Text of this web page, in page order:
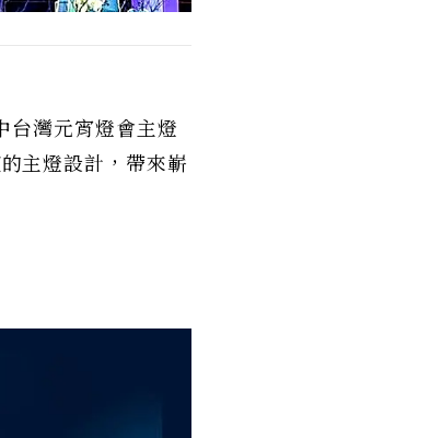
台灣元宵燈會主燈
主燈設計，帶來嶄